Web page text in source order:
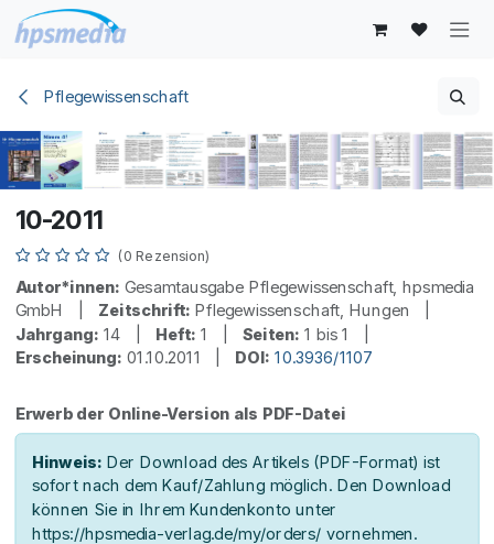
Zum Inhalt springen
Pflegewissenschaft
10-2011
(0 Rezension)
Autor*innen: Gesamtausgabe Pflegewissenschaft, hpsmedia
GmbH | Zeitschrift: Pflegewissenschaft, Hungen |
Jahrgang: 14 | Heft: 1 | Seiten: 1 bis 1 |
Erscheinung: 01.10.2011 | DOI: 10.3936/1107
Erwerb der Online-Version als PDF-Datei
Hinweis: Der Download des Artikels (PDF-Format) ist
sofort nach dem Kauf/Zahlung möglich. Den Download
können Sie in Ihrem Kundenkonto unter
https://hpsmedia-verlag.de/my/orders/ vornehmen.